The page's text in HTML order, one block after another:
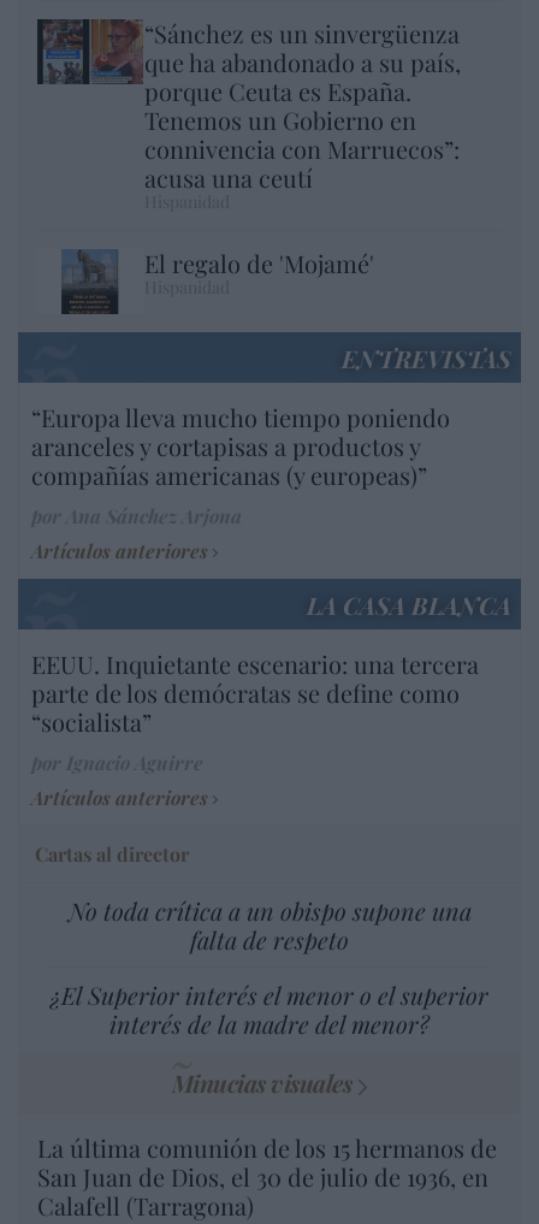
“Sánchez es un sinvergüenza
que ha abandonado a su país,
porque Ceuta es España.
Tenemos un Gobierno en
connivencia con Marruecos”:
acusa una ceutí
El regalo de 'Mojamé'
ENTREVISTAS
“Europa lleva mucho tiempo poniendo
aranceles y cortapisas a productos y
compañías americanas (y europeas)”
Artículos anteriores
LA CASA BLANCA
EEUU. Inquietante escenario: una tercera
parte de los demócratas se define como
“socialista”
Artículos anteriores
Cartas al director
No toda crítica a un obispo supone una
falta de respeto
¿El Superior interés el menor o el superior
interés de la madre del menor?
Minucias visuales
La última comunión de los 15 hermanos de
San Juan de Dios, el 30 de julio de 1936, en
Calafell (Tarragona)